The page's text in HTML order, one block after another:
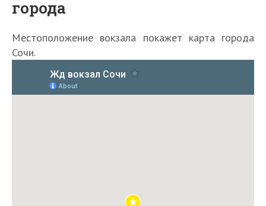
города
Местоположение вокзала покажет карта города
Сочи.